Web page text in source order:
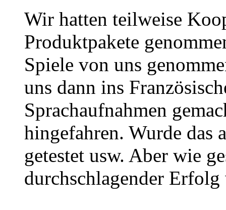
Wir hatten teilweise
Produktpakete
Spiele von uns
uns dann ins
Sprachaufnahmen
hingefahren. Wurde das
getestet usw. Aber wie
durchschlagender